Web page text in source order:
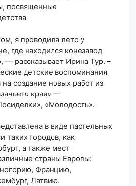
посвященные
я проводила лето у
где находился конезавод
— рассказывает Ирина Тур. –
детские воспоминания
создание новых работ из
края» —
«Молодость».
в виде пастельных
таких городов, как
а также мест
страны Европы:
Францию,
Латвию.